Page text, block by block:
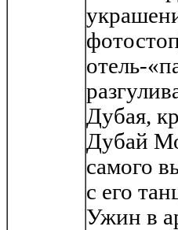
отель-
Дубая,
Дубай
самого
с его
Ужин в